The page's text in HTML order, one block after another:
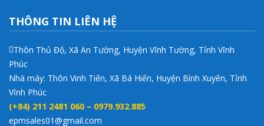
THÔNG TIN LIÊN HỆ
Thôn Thủ Độ, Xã An Tường, Huyện Vĩnh Tường, Tỉnh Vĩnh
Phúc
Nhà máy: Thôn Vinh Tiến, Xã Bá Hiến, Huyện Bình Xuyên, Tỉnh
Vĩnh Phúc
(+84) 211 2481 060 – 0979.932.885
epmsales01@gmail.com